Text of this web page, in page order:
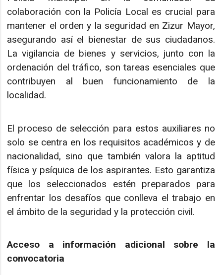
colaboración con la Policía Local es crucial para
mantener el orden y la seguridad en Zizur Mayor,
asegurando así el bienestar de sus ciudadanos.
La vigilancia de bienes y servicios, junto con la
ordenación del tráfico, son tareas esenciales que
contribuyen al buen funcionamiento de la
localidad.
El proceso de selección para estos auxiliares no
solo se centra en los requisitos académicos y de
nacionalidad, sino que también valora la aptitud
física y psíquica de los aspirantes. Esto garantiza
que los seleccionados estén preparados para
enfrentar los desafíos que conlleva el trabajo en
el ámbito de la seguridad y la protección civil.
Acceso a información adicional sobre la
convocatoria